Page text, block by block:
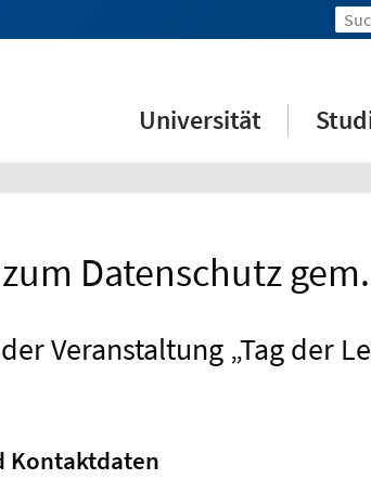
Universität
Datenschutz gem.
Veranstaltung „Tag der
Kontaktdaten